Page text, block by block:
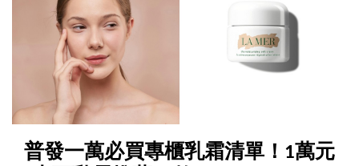
普發一萬必買專櫃乳霜清單！1萬元